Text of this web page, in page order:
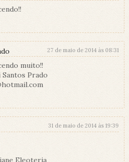
27 de maio de 2014 às 08:31
muito!!
Prado
31 de maio de 2014 às 19:39
Eleoteria